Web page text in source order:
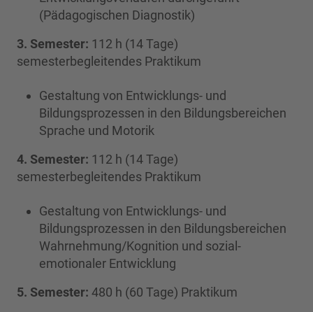
(Pädagogischen Diagnostik)
3. Semester: 112 h (14 Tage)
semesterbegleitendes Praktikum
Gestaltung von Entwicklungs- und
Bildungsprozessen in den Bildungsbereichen
Sprache und Motorik
4. Semester: 112 h (14 Tage)
semesterbegleitendes Praktikum
Gestaltung von Entwicklungs- und
Bildungsprozessen in den Bildungsbereichen
Wahrnehmung/Kognition und sozial-
emotionaler Entwicklung
5. Semester: 480 h (60 Tage) Praktikum